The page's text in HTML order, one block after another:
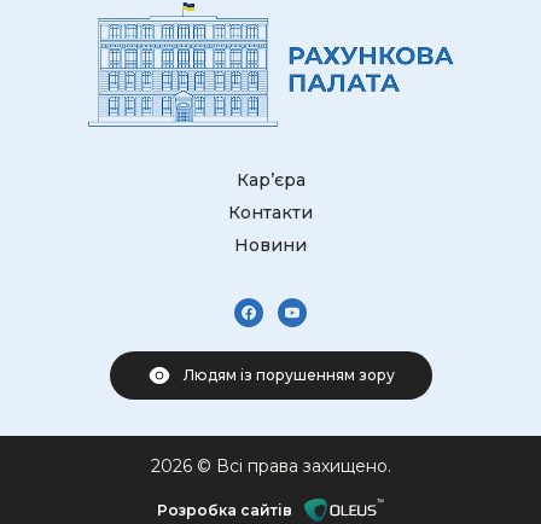
Кар’єра
Контакти
Новини
Людям із порушенням зору
2026 © Всі права захищено.
Розробка сайтів